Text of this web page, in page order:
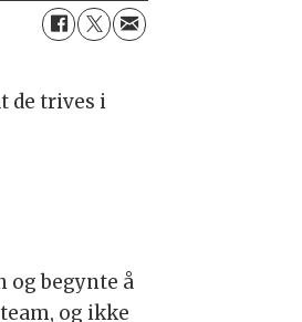
de trives i
og begynte å
og ikke